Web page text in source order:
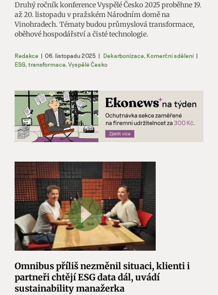
Druhý ročník konference Vyspělé Česko 2025 proběhne 19.
až 20. listopadu v pražském Národním domě na
Vinohradech. Tématy budou průmyslová transformace,
oběhové hospodářství a čisté technologie.
Redakce | 06. listopadu 2025 | Dekarbonizace, Komerční sdělení |
ESG, transformace, Vyspělé Česko
Omnibus příliš nezměnil situaci, klienti i
partneři chtějí ESG data dál, uvádí
sustainability manažerka